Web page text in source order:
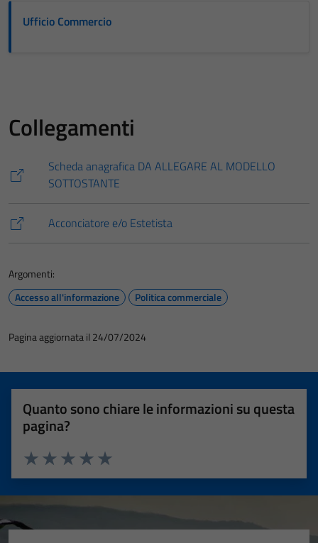
Ufficio Commercio
Collegamenti
Scheda anagrafica DA ALLEGARE AL MODELLO
SOTTOSTANTE
Acconciatore e/o Estetista
Argomenti:
Accesso all'informazione
Politica commerciale
Pagina aggiornata il 24/07/2024
Quanto sono chiare le informazioni su questa
pagina?
Valuta 5 stelle su 5
Valuta 4 stelle su 5
Valuta 3 stelle su 5
Valuta 2 stelle su 5
Valuta 1 stelle su 5